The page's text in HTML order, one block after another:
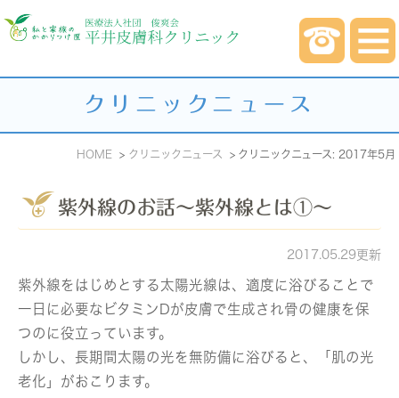
クリニックニュース
HOME クリニックニュース クリニックニュース: 2017年5月
紫外線のお話～紫外線とは①～
2017.05.29更新
紫外線をはじめとする太陽光線は、適度に浴びることで
一日に必要なビタミンDが皮膚で生成され骨の健康を保
つのに役立っています。
しかし、長期間太陽の光を無防備に浴びると、「肌の光
老化」がおこります。